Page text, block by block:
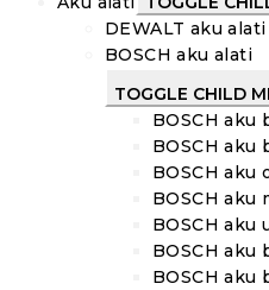
DEWALT aku alati
BOSCH aku alati
TOGGLE CHILD
BOSCH aku
BOSCH aku
BOSCH aku
BOSCH aku
BOSCH aku
BOSCH aku
BOSCH